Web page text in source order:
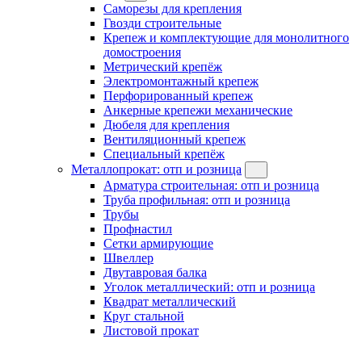
Саморезы для крепления
Гвозди строительные
Крепеж и комплектующие для монолитного
домостроения
Метрический крепёж
Электромонтажный крепеж
Перфорированный крепеж
Анкерные крепежи механические
Дюбеля для крепления
Вентиляционный крепеж
Специальный крепёж
Металлопрокат: отп и розница
Арматура строительная: отп и розница
Труба профильная: отп и розница
Трубы
Профнастил
Сетки армирующие
Швеллер
Двутавровая балка
Уголок металлический: отп и розница
Квадрат металлический
Круг стальной
Листовой прокат